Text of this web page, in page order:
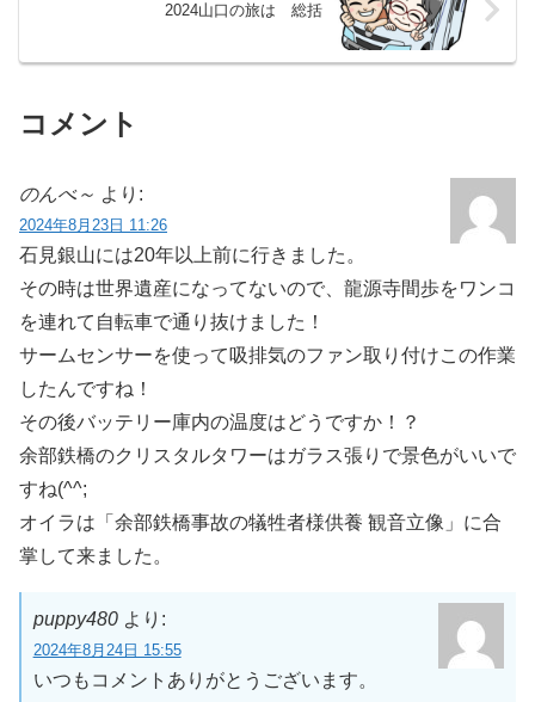
2024山口の旅は 総括
コメント
のんべ～ より:
2024年8月23日 11:26
石見銀山には20年以上前に行きました。
その時は世界遺産になってないので、龍源寺間歩をワンコ
を連れて自転車で通り抜けました！
サームセンサーを使って吸排気のファン取り付けこの作業
したんですね！
その後バッテリー庫内の温度はどうですか！？
余部鉄橋のクリスタルタワーはガラス張りで景色がいいで
すね(^^;
オイラは「余部鉄橋事故の犠牲者様供養 観音立像」に合
掌して来ました。
puppy480 より:
2024年8月24日 15:55
いつもコメントありがとうございます。